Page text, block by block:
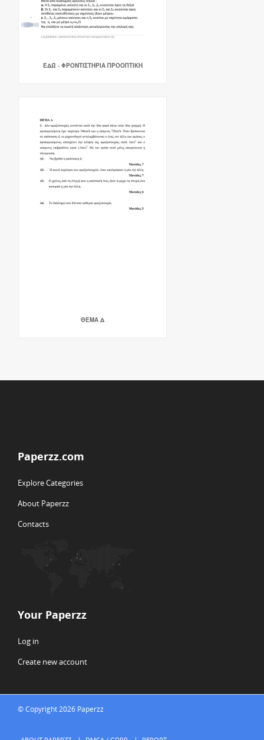
ΕΔΏ - ΦΡΟΝΤΙΣΤΗΡΙΑ ΠΡΟΟΠΤΙΚΗ
ΘΕΜΑ Δ
Paperzz.com
Explore Categories
About Paperzz
Contacts
Your Paperzz
Log in
Create new account
© Copyright 2026 Paperzz